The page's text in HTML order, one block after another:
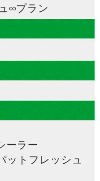
∞プラン
ーラー
トフレッシュ